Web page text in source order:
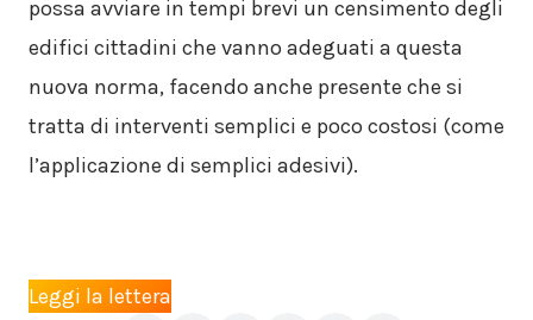
possa avviare in tempi brevi un censimento degli
edifici cittadini che vanno adeguati a questa
nuova norma, facendo anche presente che si
tratta di interventi semplici e poco costosi (come
l’applicazione di semplici adesivi).
Leggi la lettera